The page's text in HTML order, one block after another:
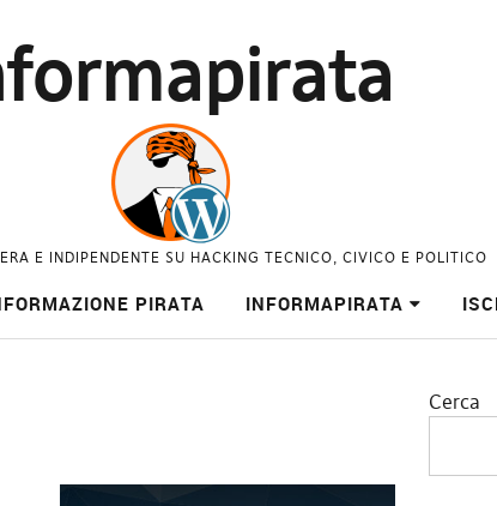
E INDIPENDENTE SU HACKING TECNICO, CIVICO E POLITICO
PIRATA INFORMAPIRATA
Cerca